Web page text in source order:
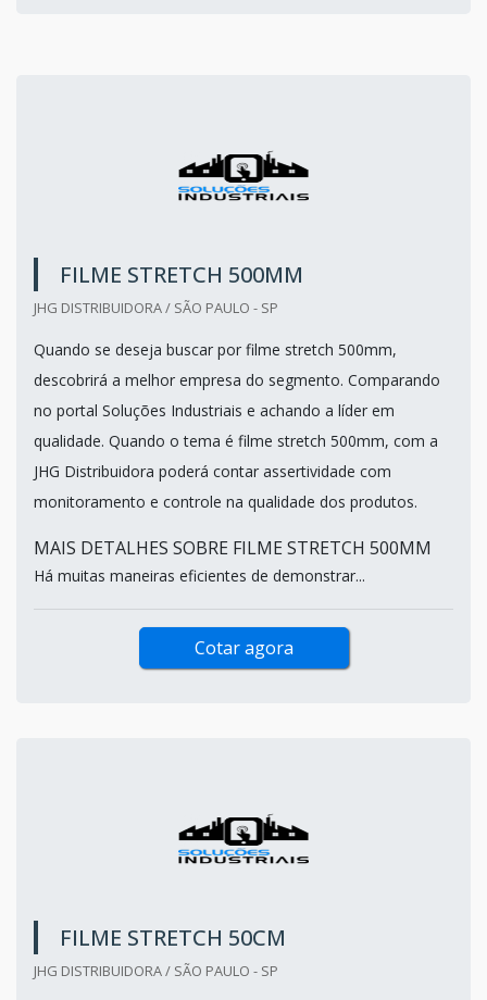
FILME STRETCH 500MM
JHG DISTRIBUIDORA / SÃO PAULO - SP
Quando se deseja buscar por filme stretch 500mm,
descobrirá a melhor empresa do segmento. Comparando
no portal Soluções Industriais e achando a líder em
qualidade. Quando o tema é filme stretch 500mm, com a
JHG Distribuidora poderá contar assertividade com
monitoramento e controle na qualidade dos produtos.
MAIS DETALHES SOBRE FILME STRETCH 500MM
Há muitas maneiras eficientes de demonstrar...
Cotar agora
FILME STRETCH 50CM
JHG DISTRIBUIDORA / SÃO PAULO - SP